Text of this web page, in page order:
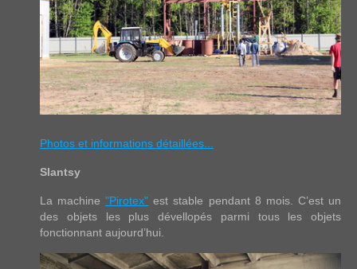
Photos et informations détaillées...
Slantsy
La machine"Pirotex" est stable pendant 8 mois. C’est un
des objets les plus dévellopés parmi tous les objets
fonctionnant aujourd’hui.